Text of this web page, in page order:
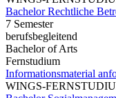
Bachelor Rechtliche
7 Semester
berufsbegleitend
Bachelor of Arts
Fernstudium
Informationsmaterial
WINGS-